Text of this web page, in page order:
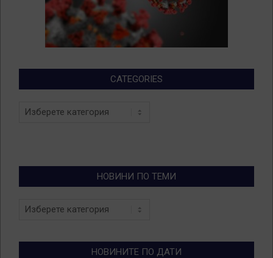
CATEGORIES
Categories
НОВИНИ ПО ТЕМИ
Новини
НОВИНИТЕ ПО ДАТИ